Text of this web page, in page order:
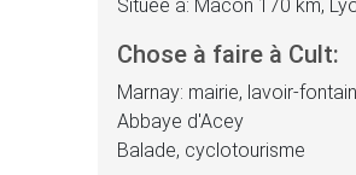
Située à: Mâcon 170 km,
Chose à faire à Cult:
Marnay: mairie, lavoir-
Abbaye d'Acey
Balade, cyclotourisme